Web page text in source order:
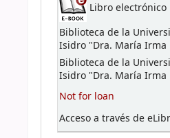
Libro electrónico
Biblioteca de la
Isidro "Dra. María Irma
Biblioteca de la
Isidro "Dra. María Irma
Not for loan
Acceso a través de